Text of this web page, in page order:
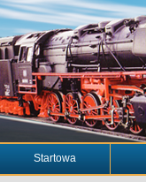
Startowa